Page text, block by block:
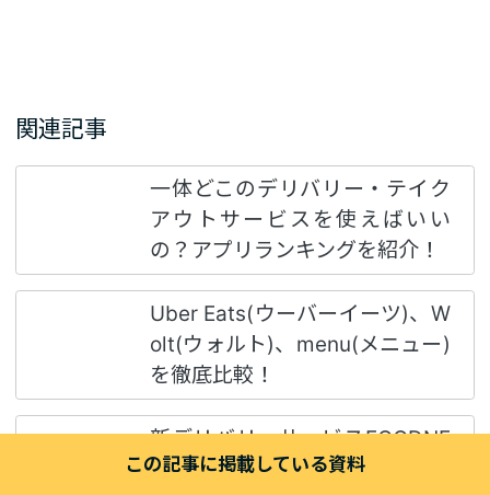
関連記事
一体どこのデリバリー・テイク
アウトサービスを使えばいい
の？アプリランキングを紹介！
Uber Eats(ウーバーイーツ)、W
olt(ウォルト)、menu(メニュー)
を徹底比較！
新デリバリーサービスFOODNE
KO(フードネコ)の評判は？特徴
この記事に掲載している資料